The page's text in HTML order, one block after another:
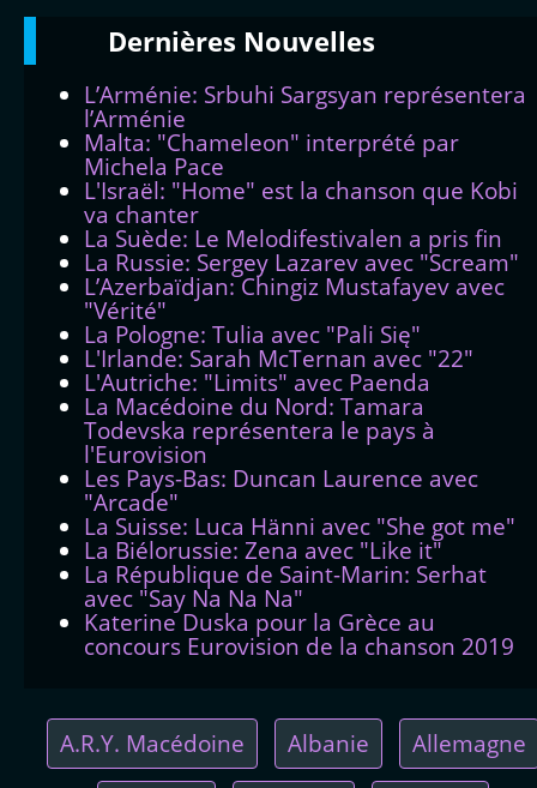
Dernières Νouvelles
L’Arménie: Srbuhi Sargsyan représentera
l’Arménie
Malta: "Chameleon" interprété par
Michela Pace
L'Israël: "Home" est la chanson que Kobi
va chanter
La Suède: Le Melodifestivalen a pris fin
La Russie: Sergey Lazarev avec "Scream"
L’Azerbaïdjan: Chingiz Mustafayev avec
"Vérité"
La Pologne: Tulia avec "Pali Się"
L'Irlande: Sarah McTernan avec "22"
L'Autriche: "Limits" avec Paenda
La Macédoine du Nord: Tamara
Todevska représentera le pays à
l'Eurovision
Les Pays-Bas: Duncan Laurence avec
"Arcade"
La Suisse: Luca Hänni avec "She got me"
La Biélorussie: Zena avec "Like it"
La République de Saint-Marin: Serhat
avec "Say Na Na Na"
Katerine Duska pour la Grèce au
concours Eurovision de la chanson 2019
A.R.Y. Macédoine Albanie Allemagne